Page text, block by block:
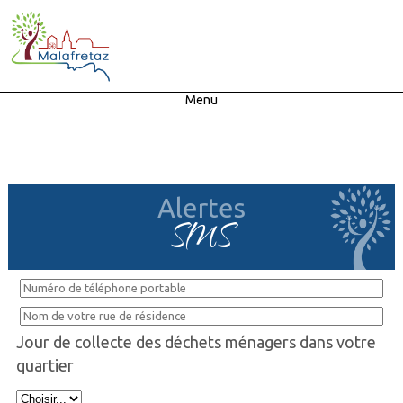
Menu
Alertes
SMS
Jour de collecte des déchets ménagers dans votre
quartier